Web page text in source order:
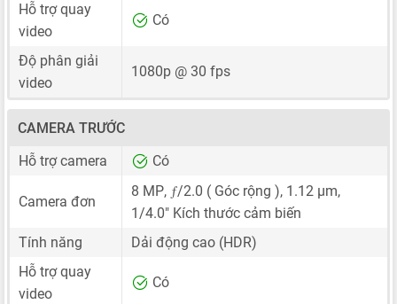
Hỗ trợ quay
video
Có
Độ phân giải
video
1080p @ 30 fps
CAMERA TRƯỚC
Hỗ trợ camera
Có
Camera đơn
8 MP, ƒ/2.0 ( Góc rộng ), 1.12 μm,
1/4.0" Kích thước cảm biến
Tính năng
Dải động cao (HDR)
Hỗ trợ quay
video
Có